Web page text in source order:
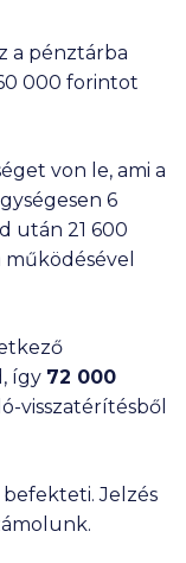
a pénztárba
000 forintot
von le, ami a
6
után 21 600
így 72 000
visszatérítésből
Jelzés